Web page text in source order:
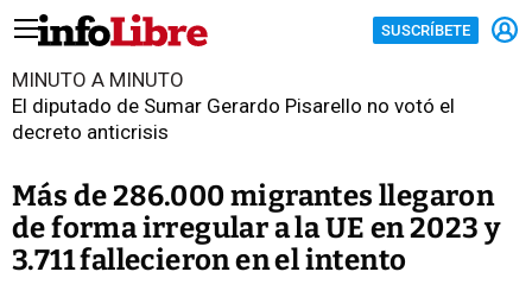
SUSCRÍBETE
MINUTO A MINUTO
El diputado de Sumar Gerardo Pisarello no votó el
decreto anticrisis
Más de 286.000 migrantes llegaron
de forma irregular a la UE en 2023 y
3.711 fallecieron en el intento